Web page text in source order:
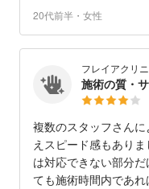
20代前半・女性
フレイアクリ
施術の質・
複数のスタッフさん
えスピード感もあり
は対応できない部分
ても施術時間内であれ